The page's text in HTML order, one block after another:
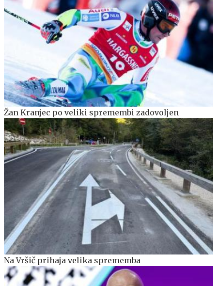
Žan Kranjec po veliki spremembi zadovoljen
Na Vršič prihaja velika sprememba